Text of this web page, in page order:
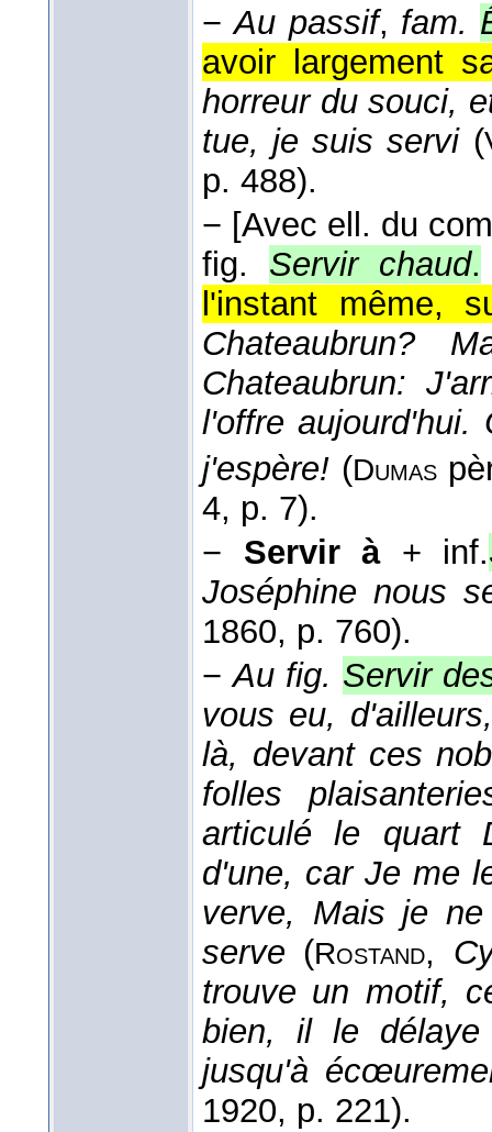
−Au passif, fam.
avoir largement
horreur du souci,
tue, je suis servi(
p. 488).
− [Avec ell. du
fig.
Servir chaud.
l'instant même,
Chateaubrun?
Chateaubrun:
l'offre aujourd'hui.
j'espère! (Dumas
4, p. 7).
− Servir à+ inf.
Joséphine nous
1860, p. 760).
−Au fig. Servir
vous eu,
là, devant ces
folles
articulé le quart
d'une, car Je me
verve, Mais je
serve (Rostand,
trouve un motif,
bien, il le
jusqu'à
1920, p. 221).